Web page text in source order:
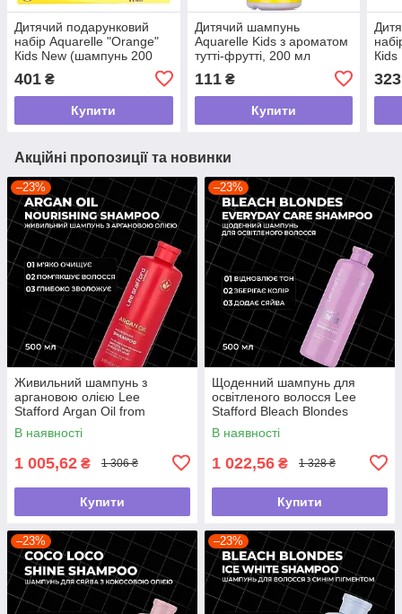
Дитячий подарунковий
набір Aquarelle "Orange"
Кids New (шампунь 200
пазл і гіпсова фігурка в
подарунок)
401 ₴
Купити
Дитячий шампунь
Aquarelle Kids з ароматом
тутті-фрутті, 200 мл
111₴
Купити
Кids
323
Акційні пропозиції та новинки
–23%
Живильний шампунь з
аргановою олією Lee
Stafford Argan Oil from
Morocco Nourishing Shampoo,
500 мл
В наявності
1 005,62 ₴ 1 306 ₴
Купити
–23%
Щоденний шампунь для
освітленого волосся Lee
Stafford Bleach Blondes
Everyday Care Shampoo, 500
мл
В наявності
1 022,56 ₴ 1 328 ₴
Купити
–23% –23%